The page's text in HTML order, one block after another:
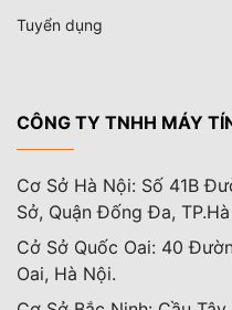
Tuyển dụng
CÔNG TY TNHH MÁY
Cơ Sở Hà Nội: Số 41B
Sở, Quận Đống Đa,
Cở Sở Quốc Oai: 40
Oai, Hà Nội.